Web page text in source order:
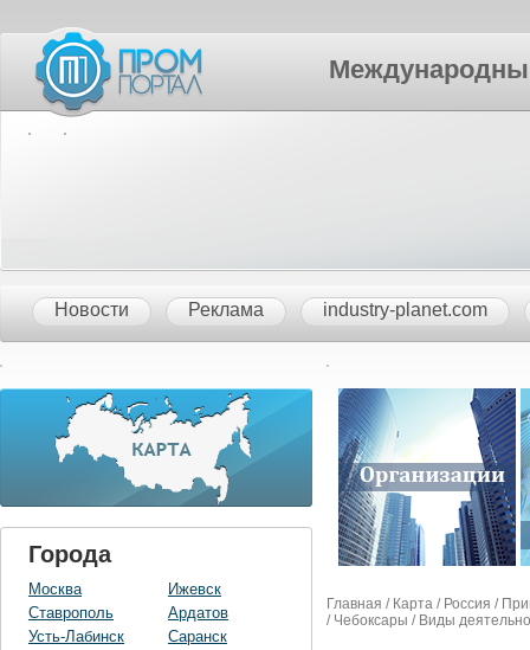
Международный
Новости Реклама industry-planet.com
Города
Москва
Ставрополь
Усть-Лабинск
Ижевск
Ардатов
Саранск
Главная / Карта / Россия /
/ Чебоксары / Виды